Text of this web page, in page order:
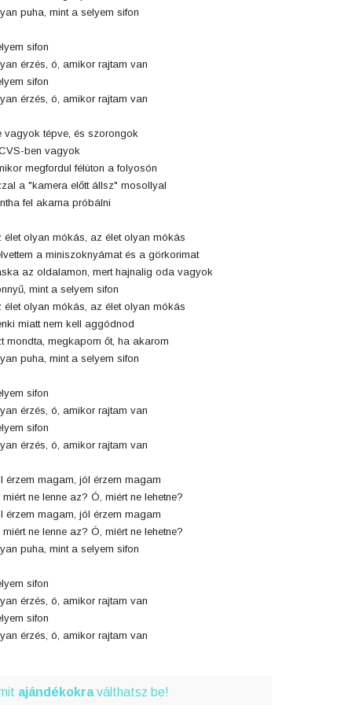
puha, mint a selyem sifon
sifon
érzés, ó, amikor rajtam van
sifon
érzés, ó, amikor rajtam van
vagyok tépve, és szorongok
ben vagyok
megfordul félúton a folyosón
a "kamera előtt állsz" mosollyal
fel akarna próbálni
élet olyan mókás, az élet olyan mókás
a miniszoknyámat és a görkorimat
az oldalamon, mert hajnalig oda vagyok
mint a selyem sifon
élet olyan mókás, az élet olyan mókás
miatt nem kell aggódnod
mondta, megkapom őt, ha akarom
puha, mint a selyem sifon
sifon
érzés, ó, amikor rajtam van
sifon
érzés, ó, amikor rajtam van
érzem magam, jól érzem magam
miért ne lenne az? Ó, miért ne lehetne?
érzem magam, jól érzem magam
miért ne lenne az? Ó, miért ne lehetne?
puha, mint a selyem sifon
sifon
érzés, ó, amikor rajtam van
sifon
érzés, ó, amikor rajtam van
ajándékokraválthatsz be!